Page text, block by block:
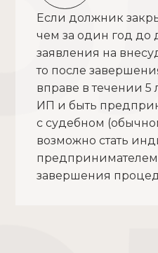
Если должник
чем за один год до
заявления на
то после
вправе в течении 5
ИП и быть
с судебном
возможно стать
предпринимателем
завершения